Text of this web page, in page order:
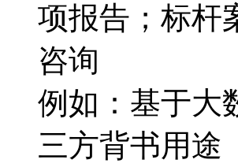
项报告；标杆
咨询
例如：基于大
三方背书用途